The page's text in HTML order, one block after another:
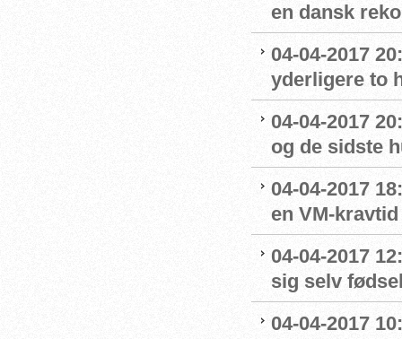
en dansk
04-04-2017
yderligere to
04-04-2017
og de sidste
04-04-2017
en VM-kravtid
04-04-2017
sig selv
04-04-2017